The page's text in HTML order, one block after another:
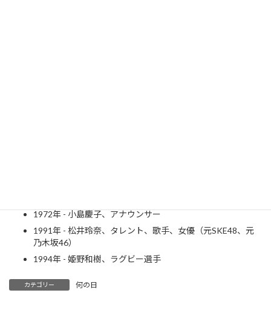
1972年 - 小島慶子、アナウンサー
1991年 - 松井玲奈、タレント、歌手、女優（元SKE48、元
乃木坂46）
1994年 - 姫野和樹、ラグビー選手
カテゴリー 何の日